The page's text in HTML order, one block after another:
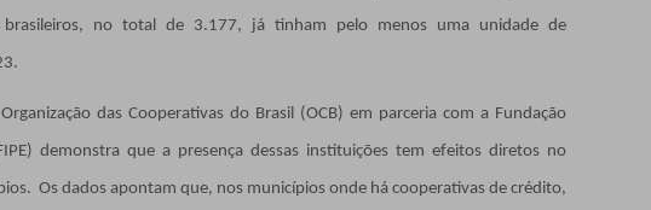
brasileiros, no total de 3.177, já tinham pelo menos uma unidade de
das Cooperativas do Brasil (OCB) em parceria com a Fundação
demonstra que a presença dessas instituições tem efeitos diretos no
Os dados apontam que, nos municípios onde há cooperativas de crédito,